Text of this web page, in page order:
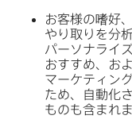
お客様の​嗜好
やり取りを​分
パーソナライ
おすすめ、​お
マーケティン
ため、​自動化
ものも​含まれま